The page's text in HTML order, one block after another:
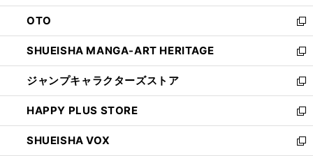
ウ
で
開
く
ン
ド
ウ
で
開
く
OTO
新
し
い
ウ
ィ
ン
ド
ウ
で
SHUEISHA MANGA-ART HERITAGE
新
し
い
ウ
ィ
ン
ド
ジャンプキャラクターズストア
新
し
い
ウ
ィ
HAPPY PLUS STORE
新
し
い
SHUEISHA VOX
新